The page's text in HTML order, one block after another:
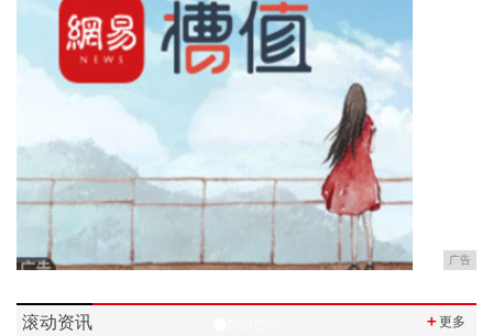
广告
滚动资讯 ＋更多